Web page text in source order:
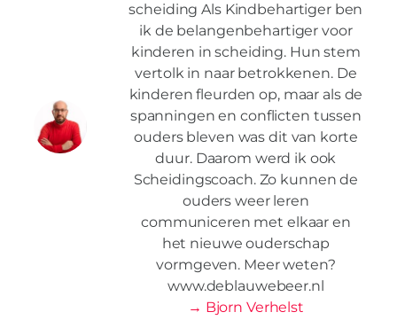
scheiding Als Kindbehartiger ben
ik de belangenbehartiger voor
kinderen in scheiding. Hun stem
vertolk in naar betrokkenen. De
kinderen fleurden op, maar als de
spanningen en conflicten tussen
ouders bleven was dit van korte
duur. Daarom werd ik ook
Scheidingscoach. Zo kunnen de
ouders weer leren
communiceren met elkaar en
het nieuwe ouderschap
vormgeven. Meer weten?
www.deblauwebeer.nl
→ Bjorn Verhelst